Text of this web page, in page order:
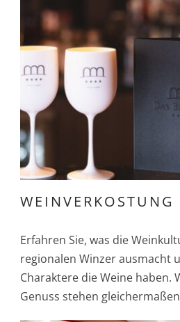
WEINVERKOSTUNG
Erfahren Sie, was die
regionalen Winzer ausmacht
Charaktere die Weine haben.
Genuss stehen